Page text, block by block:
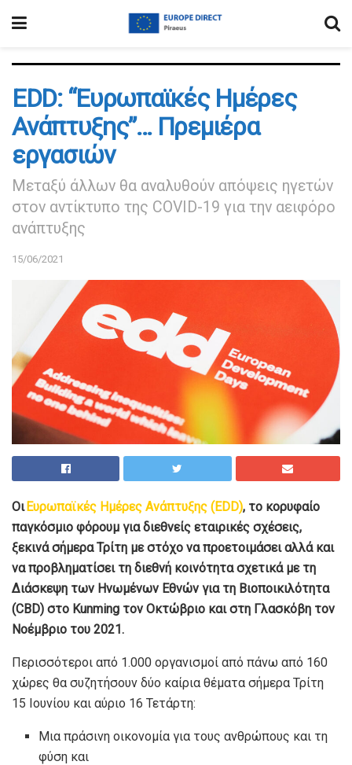
EDD: “Ευρωπαϊκές Ημέρες
Ανάπτυξης”… Πρεμιέρα
εργασιών
Μεταξύ άλλων θα αναλυθούν απόψεις ηγετών
στον αντίκτυπο της COVID-19 για την αειφόρο
ανάπτυξης
15/06/2021
ΟιΕυρωπαϊκές Ημέρες Ανάπτυξης (EDD), το κορυφαίο
παγκόσμιο φόρουμ για διεθνείς εταιρικές σχέσεις,
ξεκινά σήμερα Τρίτη με στόχο να προετοιμάσει αλλά και
να προβληματίσει τη διεθνή κοινότητα σχετικά με τη
Διάσκεψη των Ηνωμένων Εθνών για τη Βιοποικιλότητα
(CBD) στο Kunming τον Οκτώβριο και στη Γλασκόβη τον
Νοέμβριο του 2021.
Περισσότεροι από 1.000 οργανισμοί από πάνω από 160
χώρες θα συζητήσουν δύο καίρια θέματα σήμερα Τρίτη
15 Ιουνίου και αύριο 16 Τετάρτη:
Μια πράσινη οικονομία για τους ανθρώπους και τη
φύση και